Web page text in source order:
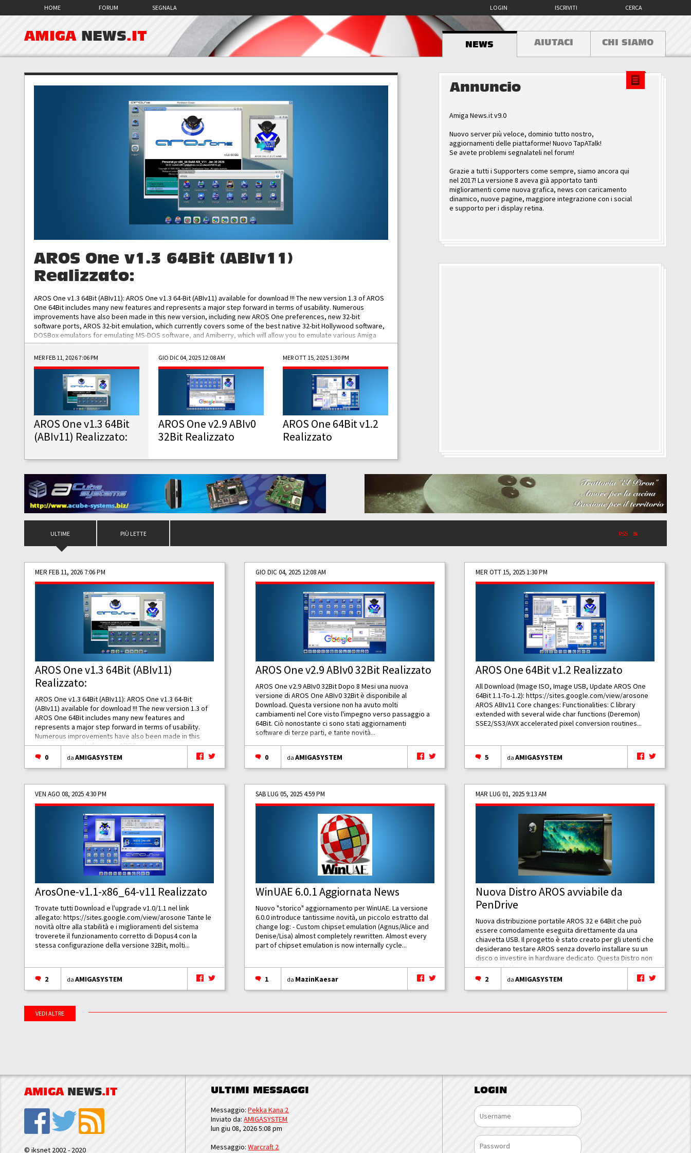
HOME FORUM SEGNALA CERCA
ISCRIVITI
LOGIN
AMIGA NEWS.IT
NEWS AIUTACI CHI SIAMO
AROS One v1.3 64Bit (ABIv11)
Realizzato:
AROS One v1.3 64Bit (ABIv11): AROS One v1.3 64-Bit (ABIv11) available for download !!! The new version 1.3 of AROS
One 64Bit includes many new features and represents a major step forward in terms of usability. Numerous
improvements have also been made in this new version, including new AROS One preferences, new 32-bit
software ports, AROS 32-bit emulation, which currently covers some of the best native 32-bit Hollywood software,
DOSBox emulators for emulating MS-DOS software, and Amiberry, which will allow you to emulate various Amiga
and AROS 68k models. AROS One v1.3 64-Bit-v11 ISO/IMG/: Download Functionalities: Improved...
MER FEB 11, 2026 7:06 PM
AROS One v1.3 64Bit
(ABIv11) Realizzato:
GIO DIC 04, 2025 12:08 AM
AROS One v2.9 ABIv0
32Bit Realizzato
MER OTT 15, 2025 1:30 PM
AROS One 64Bit v1.2
Realizzato
Annuncio
Amiga News.it v9.0
Nuovo server più veloce, dominio tutto nostro,
aggiornamenti delle piattaforme! Nuovo TapATalk!
Se avete problemi segnalateli nel forum!
Grazie a tutti i Supporters come sempre, siamo ancora qui
nel 2017! La versione 8 aveva già apportato tanti
miglioramenti come nuova grafica, news con caricamento
dinamico, nuove pagine, maggiore integrazione con i social
e supporto per i display retina.
ULTIME PIÙ LETTE RSS
MER FEB 11, 2026 7:06 PM
AROS One v1.3 64Bit (ABIv11)
Realizzato:
AROS One v1.3 64Bit (ABIv11): AROS One v1.3 64-Bit
(ABIv11) available for download !!! The new version 1.3 of
AROS One 64Bit includes many new features and
represents a major step forward in terms of usability.
Numerous improvements have also been made in this
new version, including new AROS...
0
daAMIGASYSTEM
GIO DIC 04, 2025 12:08 AM
AROS One v2.9 ABIv0 32Bit Realizzato
AROS One v2.9 ABIv0 32Bit Dopo 8 Mesi una nuova
versione di AROS One ABIv0 32Bit è disponibile al
Download. Questa versione non ha avuto molti
cambiamenti nel Core visto l'impegno verso passaggio a
64Bit. Ciò nonostante ci sono stati aggiornamenti
software di terze parti, e tante novità...
0 daAMIGASYSTEM
MER OTT 15, 2025 1:30 PM
AROS One 64Bit v1.2 Realizzato
All Download (Image ISO, Image USB, Update AROS One
64Bit 1.1-To-1.2): https://sites.google.com/view/arosone
AROS ABIv11 Core changes: Functionalities: C library
extended with several wide char functions (Deremon)
SSE2/SS3/AVX accelerated pixel conversion routines...
5 daAMIGASYSTEM
VEN AGO 08, 2025 4:30 PM
ArosOne-v1.1-x86_64-v11 Realizzato
Trovate tutti Download e l'upgrade v1.0/1.1 nel link
allegato:https://sites.google.com/view/arosone Tante le
novità oltre alla stabilità e i miglioramenti del sistema
troverete il funzionamento corretto di Dopus4 con la
stessa configurazione della versione 32Bit, molti...
2 daAMIGASYSTEM
SAB LUG 05, 2025 4:59 PM
WinUAE 6.0.1 Aggiornata News
Nuovo "storico" aggiornamento per WinUAE. La versione
6.0.0 introduce tantissime novità, un piccolo estratto dal
change log: - Custom chipset emulation (Agnus/Alice and
Denise/Lisa) almost completely rewritten. Almost every
part of chipset emulation is now internally cycle...
1 da MazinKaesar
MAR LUG 01, 2025 9:13 AM
Nuova Distro AROS avviabile da
PenDrive
Nuova distribuzione portatile AROS 32 e 64Bit che può
essere comodamente eseguita direttamente da una
chiavetta USB. Il progetto è stato creato per gli utenti che
desiderano testare AROS senza doverlo installare su un
disco o investire in hardware dedicato. Questa Distro non
è un prodotto...
2
daAMIGASYSTEM
VEDI ALTRE
AMIGA NEWS.IT
© iksnet 2002 - 2020
ULTIMI MESSAGGI
Messaggio:Pekka Kana 2
Inviato da:AMIGASYSTEM
lun giu 08, 2026 5:08 pm
Messaggio:Warcraft 2
LOGIN